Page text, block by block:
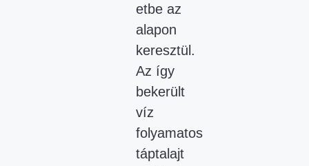
etbe az
alapon
keresztül.
Az így
bekerült
víz
folyamatos
táptalajt